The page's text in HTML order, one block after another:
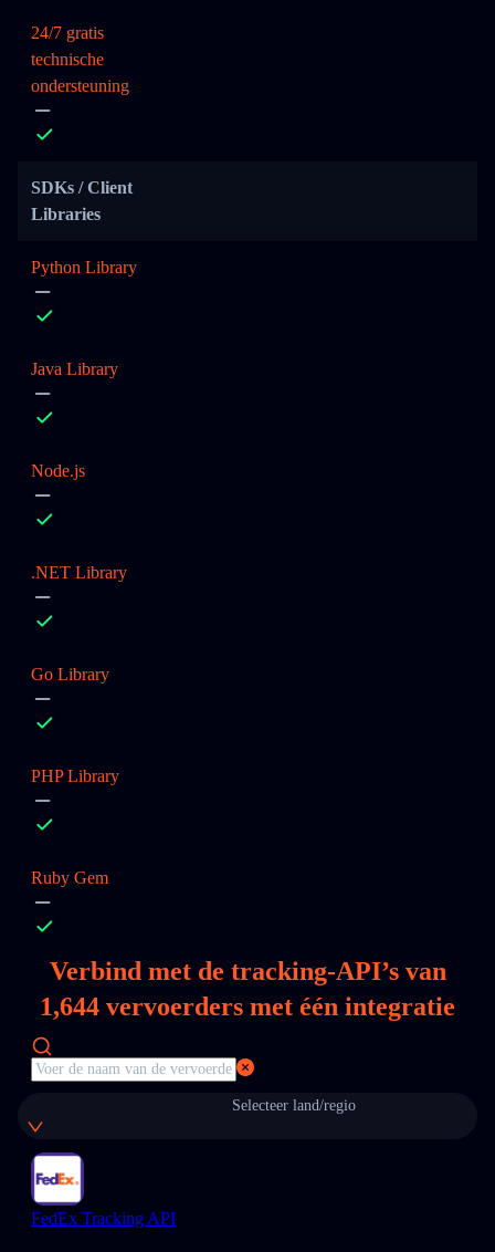
24/7 gratis
technische
ondersteuning
SDKs / Client
Libraries
Python Library
Java Library
Node.js
.NET Library
Go Library
PHP Library
Ruby Gem
Verbind met de tracking-API’s van
1,644 vervoerders met één integratie
Selecteer land/regio
FedEx Tracking API